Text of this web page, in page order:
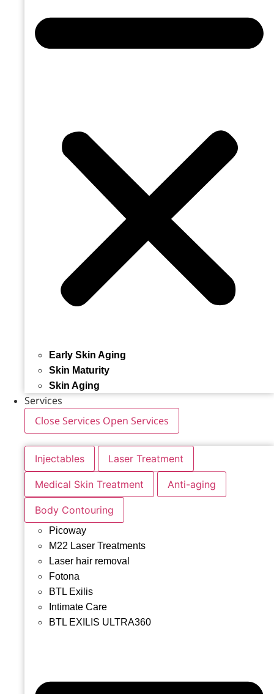
Early Skin Aging
Skin Maturity
Skin Aging
Services
Close Services Open Services
Injectables Laser Treatment
Medical Skin Treatment Anti-aging
Body Contouring
Picoway
M22 Laser Treatments
Laser hair removal
Fotona
BTL Exilis
Intimate Care
BTL EXILIS ULTRA360